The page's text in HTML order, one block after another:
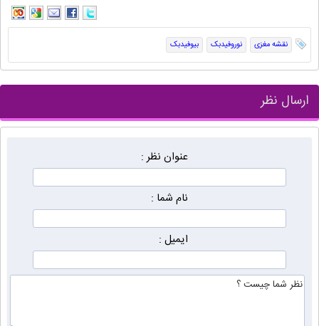
نقشه مغزی نوروفیدبک بیوفیدبک
ارسال نظر
عنوان نظر :
نام شما :
ایمیل :